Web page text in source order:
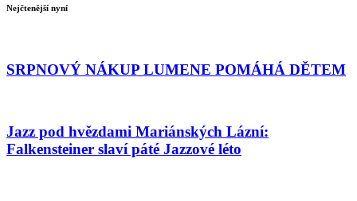
Nejčtenější nyní
SRPNOVÝ NÁKUP LUMENE POMÁHÁ DĚTEM
Jazz pod hvězdami Mariánských Lázní:
Falkensteiner slaví páté Jazzové léto